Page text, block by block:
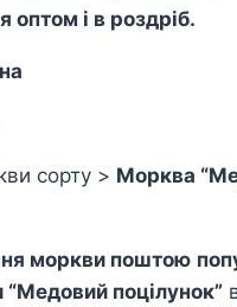
оптом і в роздріб.
сорту > Морква
моркви поштою
поцілунок”